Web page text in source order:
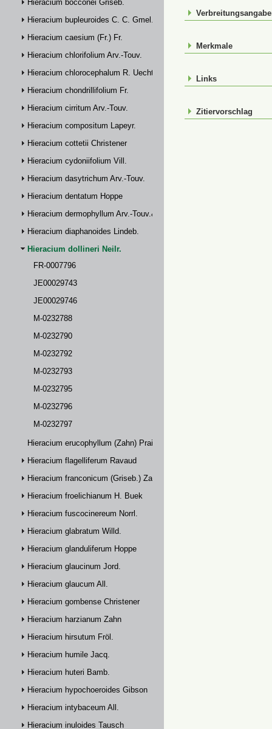
Hieracium bocconei Griseb.
Hieracium bupleuroides C. C. Gmel.
Hieracium caesium (Fr.) Fr.
Hieracium chlorifolium Arv.-Touv.
Hieracium chlorocephalum R. Uechtr.
Hieracium chondrillifolium Fr.
Hieracium cirritum Arv.-Touv.
Hieracium compositum Lapeyr.
Hieracium cottetii Christener
Hieracium cydoniifolium Vill.
Hieracium dasytrichum Arv.-Touv.
Hieracium dentatum Hoppe
Hieracium dermophyllum Arv.-Touv.& Briq.
Hieracium diaphanoides Lindeb.
Hieracium dollineri Neilr.
FR-0007796
JE00029743
JE00029746
M-0232788
M-0232790
M-0232792
M-0232793
M-0232795
M-0232796
M-0232797
Hieracium erucophyllum (Zahn) Prain
Hieracium flagelliferum Ravaud
Hieracium franconicum (Griseb.) Zahn
Hieracium froelichianum H. Buek
Hieracium fuscocinereum Norrl.
Hieracium glabratum Willd.
Hieracium glanduliferum Hoppe
Hieracium glaucinum Jord.
Hieracium glaucum All.
Hieracium gombense Christener
Hieracium harzianum Zahn
Hieracium hirsutum Fröl.
Hieracium humile Jacq.
Hieracium huteri Bamb.
Hieracium hypochoeroides Gibson
Hieracium intybaceum All.
Hieracium inuloides Tausch
Merkmale
Links
Zitiervorschlag